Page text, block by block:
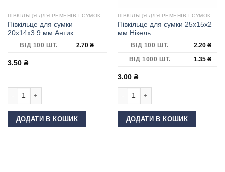
ПІВКІЛЬЦЯ ДЛЯ РЕМЕНІВ І СУМОК
Півкільце для сумки
20х14х3.9 мм Антик
ВІД 100 ШТ. 2.70 ₴
3.50 ₴
ДОДАТИ В КОШИК
ПІВКІЛЬЦЯ ДЛЯ РЕМЕНІВ І СУМОК
Півкільце для сумки 25х15х2
мм Нікель
ВІД 100 ШТ. 2.20₴
ВІД 1000 ШТ.
1.35₴
3.00 ₴
ДОДАТИ В КОШИК